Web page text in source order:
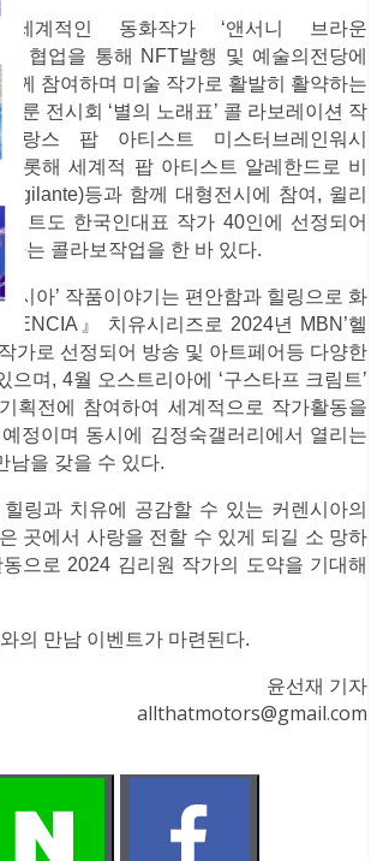
계적인 동화작가 ‘앤서니 브라운
과 협업을 통해 NFT발행 및 예술의전당에
께 참여하며 미술 작가로 활발히 활약하는
다룬 전시회 ‘별의 노래표’ 콜 라보레이션 작
랑스 팝 아티스트 미스터브레인워시
롯해 세계적 팝 아티스트 알레한드로 비
Vigilante)등과 함께 대형전시에 참여, 윌리
젝트도 한국인대표 작가 40인에 선정되어
하는 콜라보작업을 한 바 있다.
시아’ 작품이야기는 편안함과 힐링으로 화
』 치유시리즈로 2024년 MBN’헬
가로 선정되어 방송 및 아트페어등 다양한
으며, 4월 오스트리아에 ‘구스타프 크림트’
획전에 참여하여 세계적으로 작가활동을
정이며 동시에 김정숙갤러리에서 열리는
남을 갖을 수 있다.
링과 치유에 공감할 수 있는 커렌시아의
곳에서 사랑을 전할 수 있게 되길 소 망하
으로 2024 김리원 작가의 도약을 기대해
의 만남 이벤트가 마련된다.
윤선재 기자
allthatmotors@gmail.com